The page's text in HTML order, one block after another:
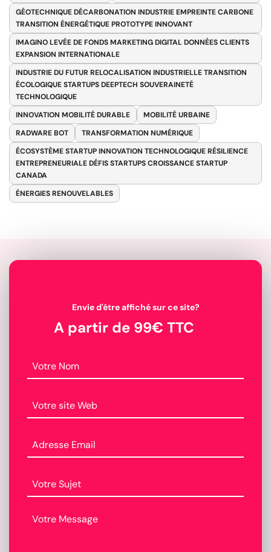
GÉOTECHNIQUE DÉCARBONATION INDUSTRIE EMPREINTE CARBONE
TRANSITION ÉNERGÉTIQUE PROTOTYPE INNOVANT
IMAGINO LEVÉE DE FONDS MARKETING DIGITAL DONNÉES CLIENTS
EXPANSION INTERNATIONALE
INDUSTRIE DU FUTUR RELOCALISATION INDUSTRIELLE TRANSITION
ÉCOLOGIQUE STARTUPS DEEPTECH SOUVERAINETÉ
TECHNOLOGIQUE
INNOVATION MOBILITÉ DURABLE
MOBILITÉ URBAINE
RADWARE BOT
TRANSFORMATION NUMÉRIQUE
ÉCOSYSTÈME STARTUP INNOVATION TECHNOLOGIQUE RÉSILIENCE
ENTREPRENEURIALE DÉFIS STARTUPS CROISSANCE STARTUP
CANADA
ÉNERGIES RENOUVELABLES
Envie d'être affiché sur ce site?
A partir de 99€ TTC